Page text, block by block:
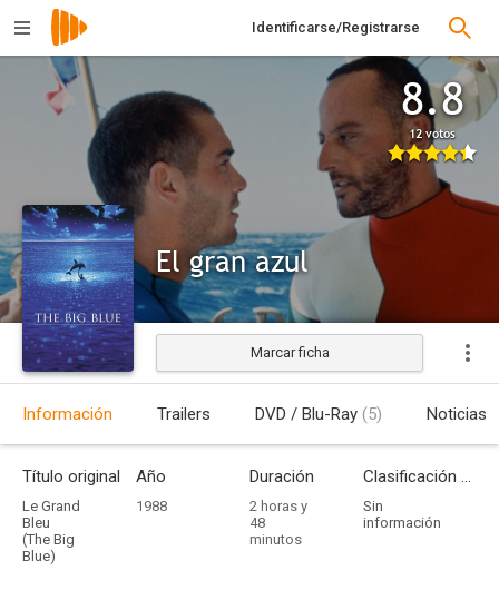
Identificarse/Registrarse
8.8
12 votos
El gran azul
Estrenada
Marcar ficha
Información Trailers DVD / Blu-Ray (5) Noticias
Título original
Le Grand
Bleu
(The Big
Blue)
Año
1988
Duración
2 horas y
48
minutos
Clasificación por edades
Sin
información